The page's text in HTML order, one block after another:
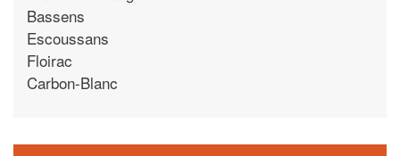
Bassens
Escoussans
Floirac
Carbon-Blanc